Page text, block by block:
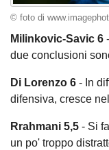
© foto di
Milinkovic-Savic 6
due conclusioni
Di Lorenzo 6 - In
difensiva, cresce
Rrahmani 5,5 - Si
un po' troppo